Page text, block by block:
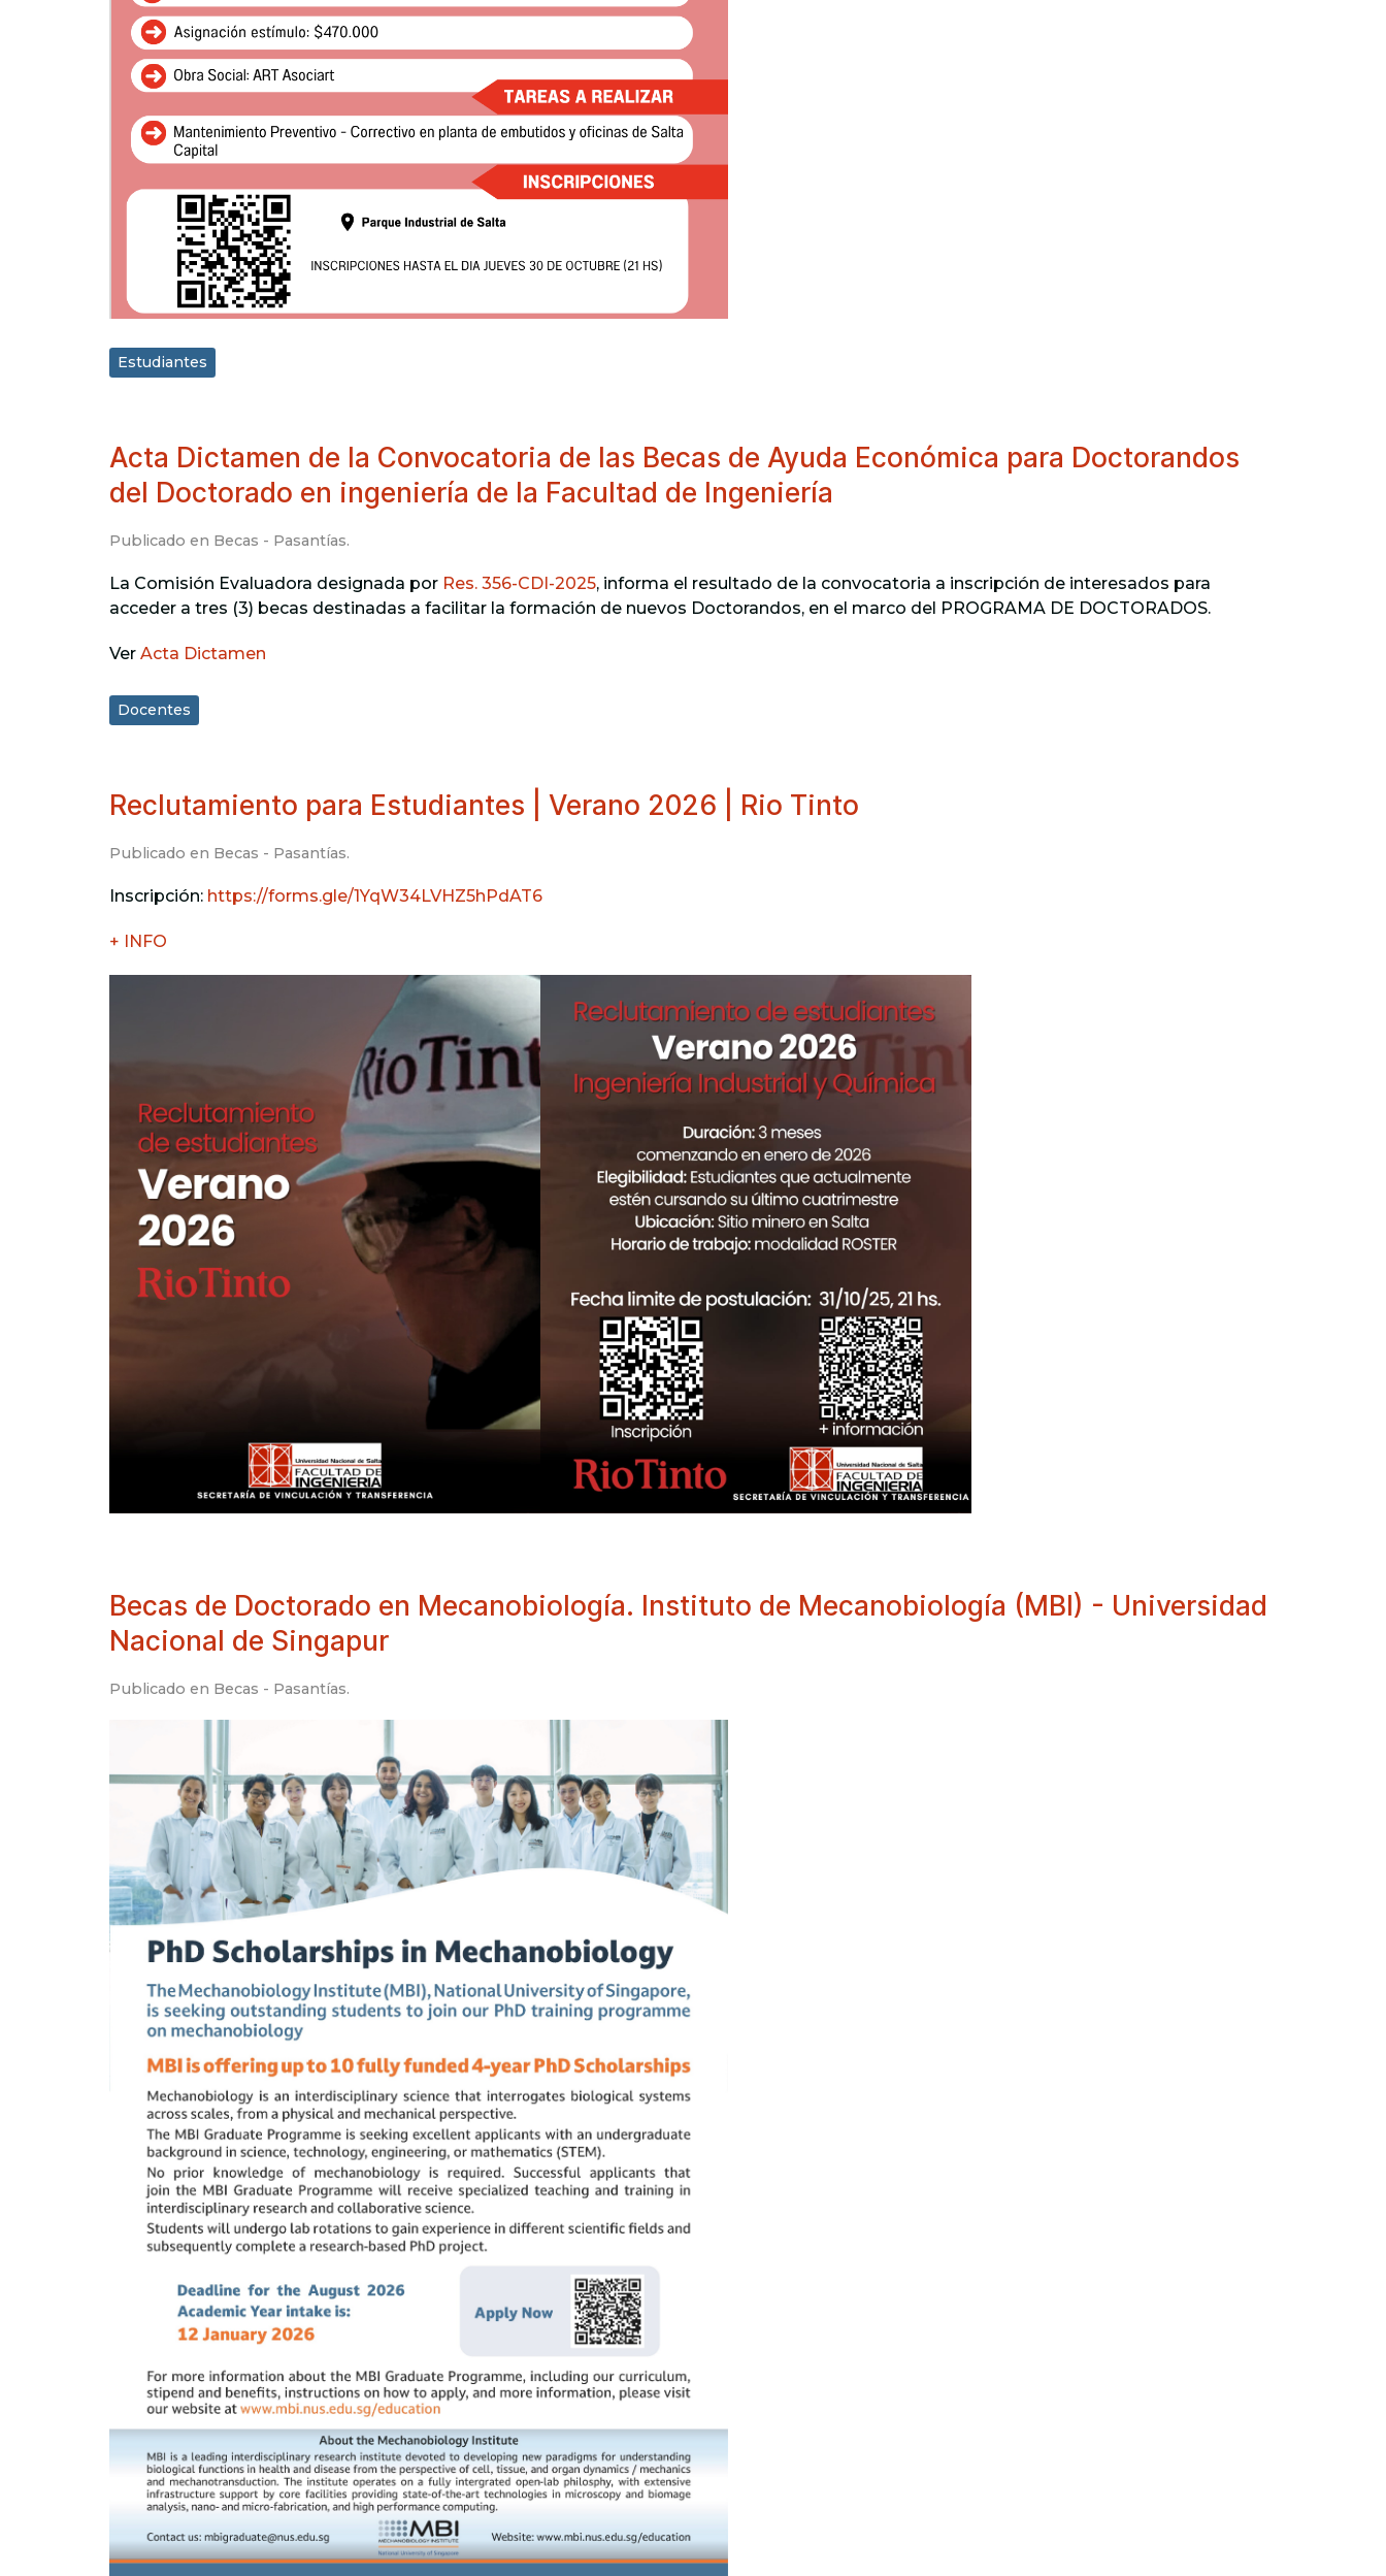
Estudiantes
Acta Dictamen de la Convocatoria de las Becas de Ayuda Económica para Doctorandos
del Doctorado en ingeniería de la Facultad de Ingeniería
Publicado en Becas - Pasantías.
La Comisión Evaluadora designada por Res. 356-CDI-2025, informa el resultado de la convocatoria a inscripción de interesados para
acceder a tres (3) becas destinadas a facilitar la formación de nuevos Doctorandos, en el marco del PROGRAMA DE DOCTORADOS.
Ver Acta Dictamen
Docentes
Reclutamiento para Estudiantes | Verano 2026 | Rio Tinto
Publicado en Becas - Pasantías.
Inscripción: https://forms.gle/1YqW34LVHZ5hPdAT6
+ INFO
Becas de Doctorado en Mecanobiología. Instituto de Mecanobiología (MBI) - Universidad
Nacional de Singapur
Publicado en Becas - Pasantías.